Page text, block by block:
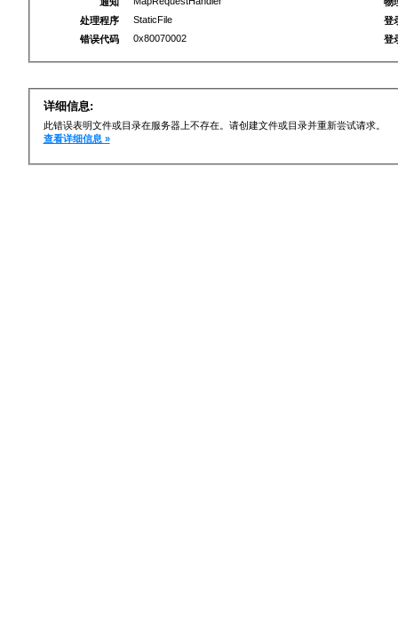
处理程序
StaticFile
错误代码
0x80070002
登
登
详细信息:
此错误表明文件或目录在服务器上不存在。请创建文件或目录并重新尝试请求。
查看详细信息 »